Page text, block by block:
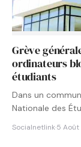
Grève
ordinateurs
étudiants
Dans un
Nationale des
Socialnetlink·5